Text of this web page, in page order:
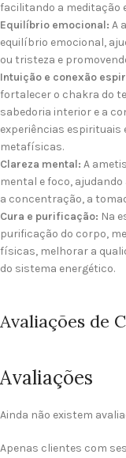
facilitando a meditação
Equilíbrio emocional: A
equilíbrio emocional,
ou tristeza e
Intuição e conexão
fortalecer o chakra do
sabedoria interior e a
experiências espirituais
metafísicas.
Clareza mental: A
mental e foco,
a concentração, a
Cura e purificação: Na
purificação do corpo,
físicas, melhorar a
do sistema energético.
Avaliações de
Avaliações
Ainda não existem
Apenas clientes com